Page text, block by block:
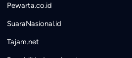
Pewarta.co.id
SuaraNasional.id
Tajam.net